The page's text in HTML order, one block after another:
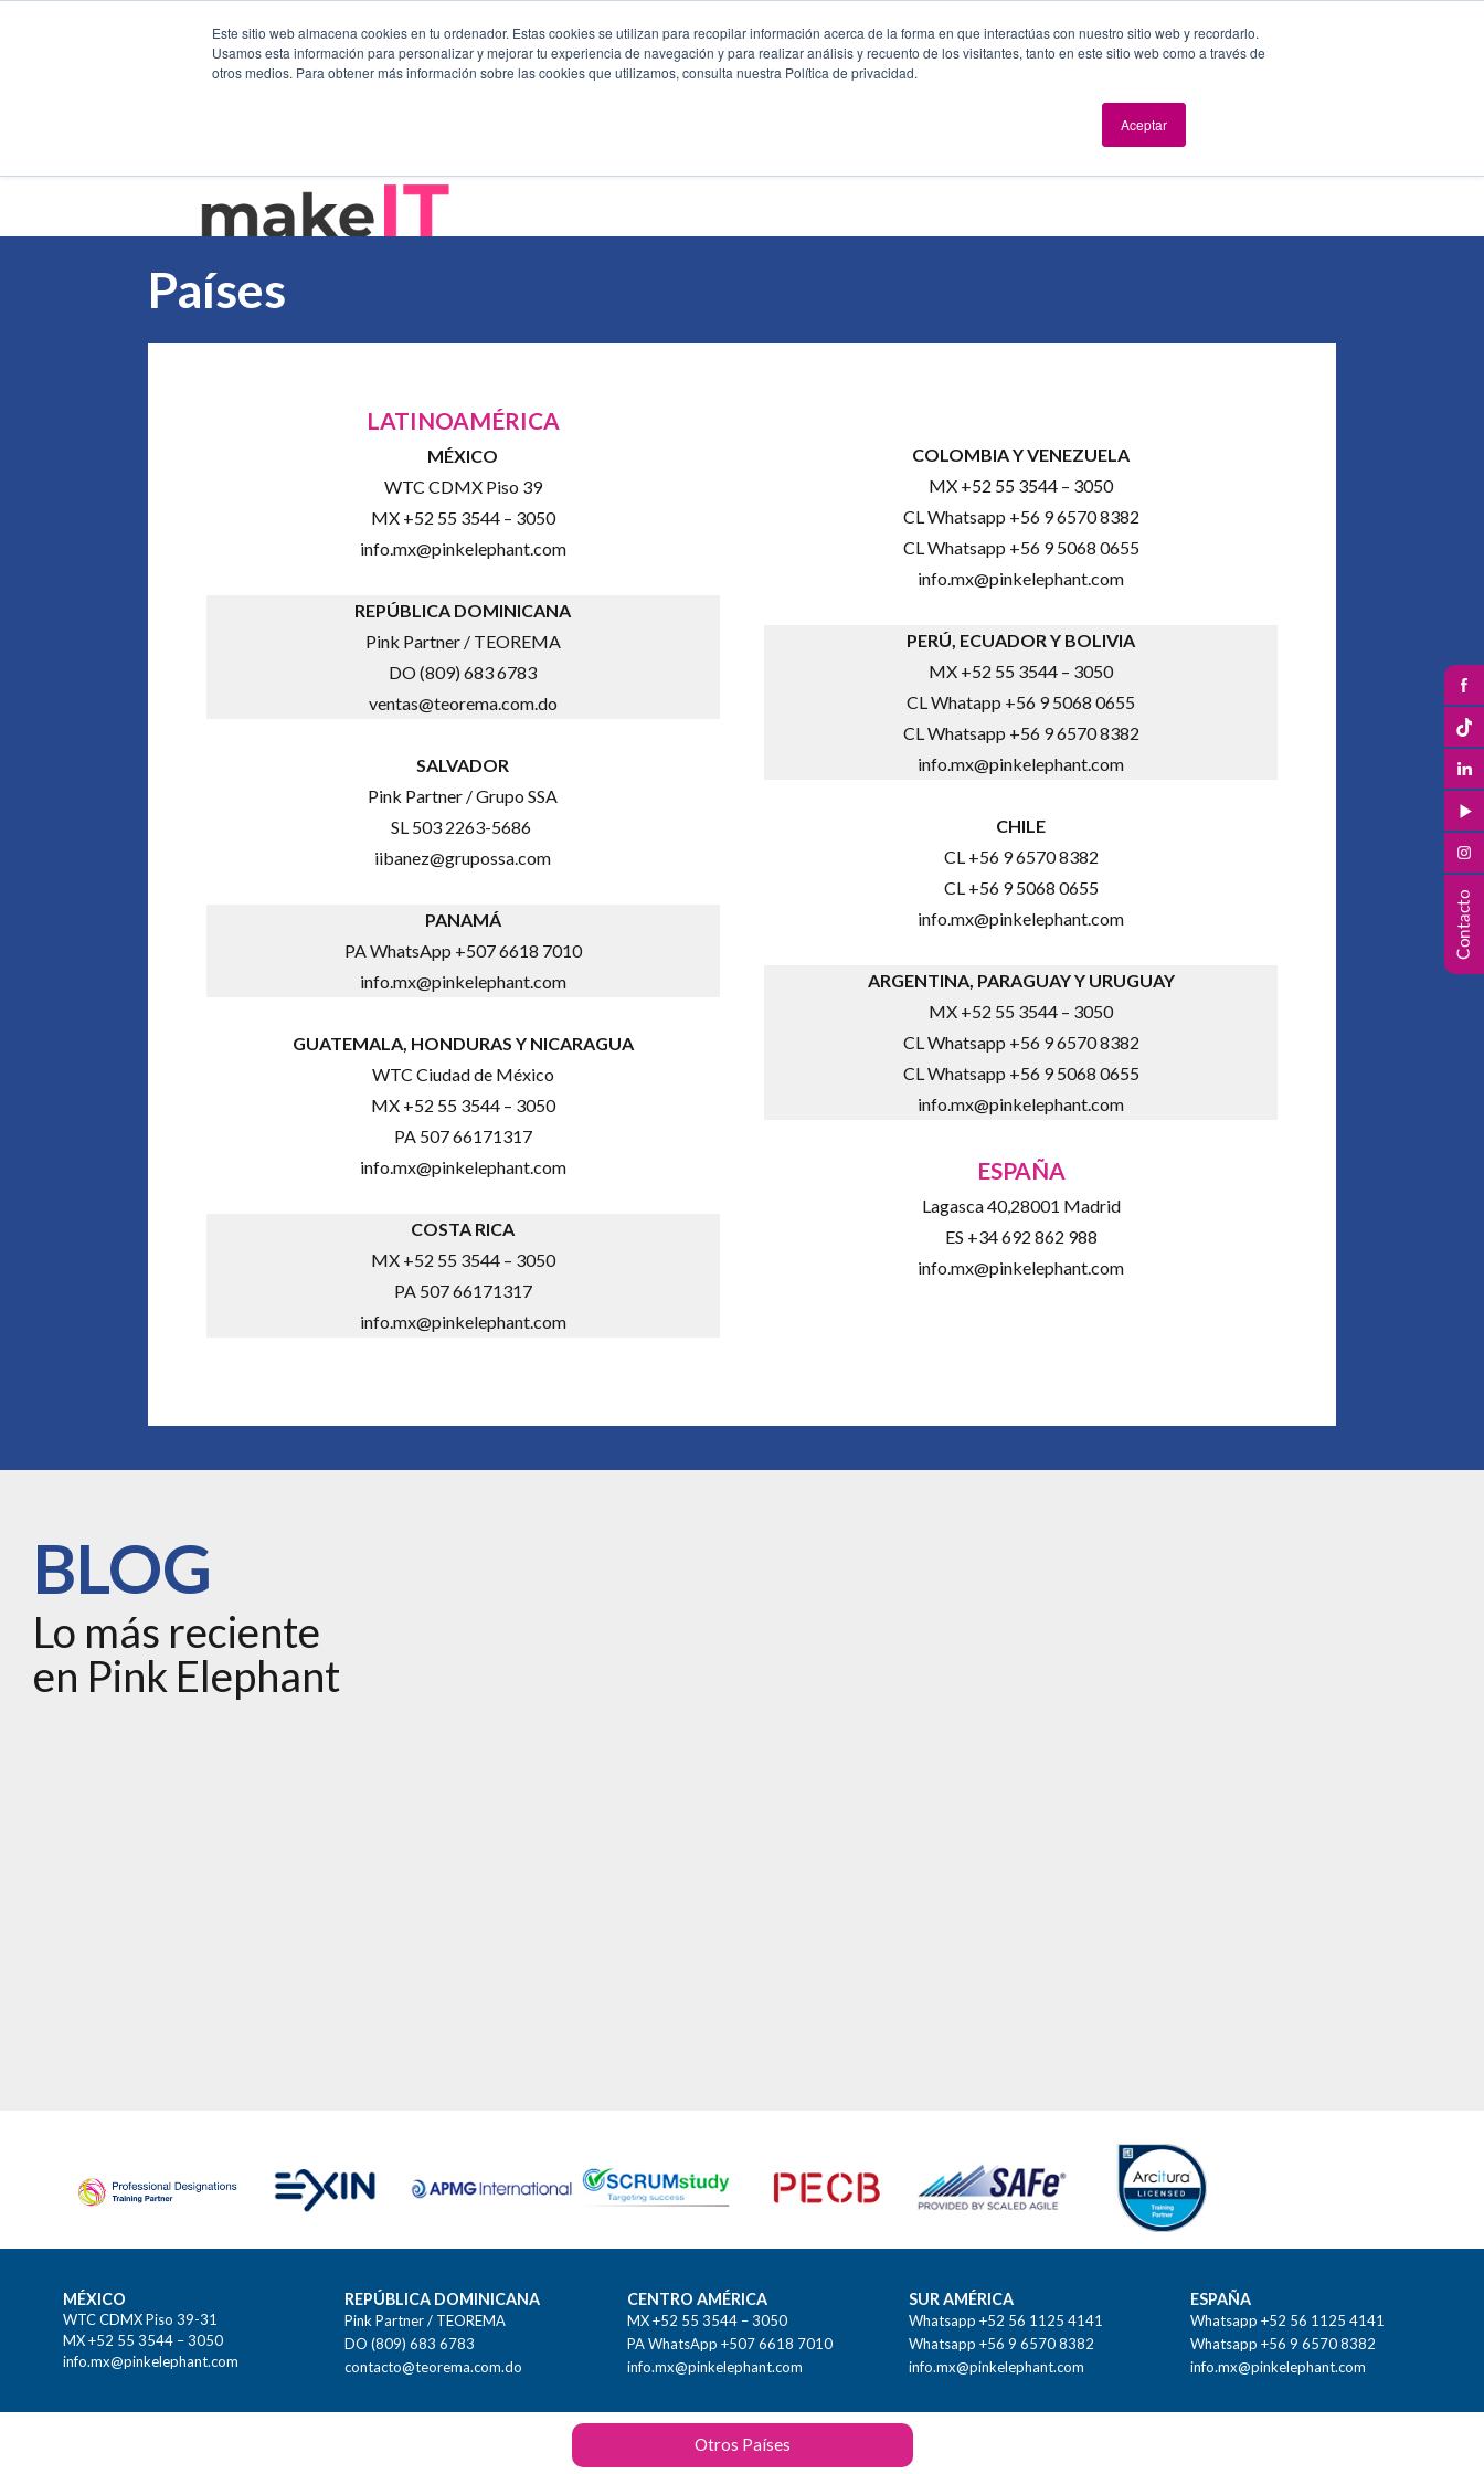
Este sitio web almacena cookies en tu ordenador. Estas cookies se utilizan para recopilar información acerca de la forma en que interactúas con nuestro sitio web y recordarlo.
Usamos esta información para personalizar y mejorar tu experiencia de navegación y para realizar análisis y recuento de los visitantes, tanto en este sitio web como a través de
otros medios. Para obtener más información sobre las cookies que utilizamos, consulta nuestra Política de privacidad.
Aceptar
Capacitación y Certificación Eficiencia Operativa Continuidad y Seguridad Evolución digital
Países
LATINOAMÉRICA
MÉXICO
WTC CDMX Piso 39
MX +52 55 3544 – 3050
info.mx@pinkelephant.com
REPÚBLICA DOMINICANA
Pink Partner / TEOREMA
DO (809) 683 6783
ventas@teorema.com.do
SALVADOR
Pink Partner / Grupo SSA
SL 503 2263-5686
iibanez@grupossa.com
PANAMÁ
PA WhatsApp +507 6618 7010
info.mx@pinkelephant.com
GUATEMALA, HONDURAS Y NICARAGUA
WTC Ciudad de México
MX +52 55 3544 – 3050
PA 507 66171317
info.mx@pinkelephant.com
COSTA RICA
MX +52 55 3544 – 3050
PA 507 66171317
info.mx@pinkelephant.com
COLOMBIA Y VENEZUELA
MX +52 55 3544 – 3050
CL Whatsapp +56 9 6570 8382
CL Whatsapp +56 9 5068 0655
info.mx@pinkelephant.com
PERÚ, ECUADOR Y BOLIVIA
MX +52 55 3544 – 3050
CL Whatapp +56 9 5068 0655
CL Whatsapp +56 9 6570 8382
info.mx@pinkelephant.com
CHILE
CL +56 9 6570 8382
CL +56 9 5068 0655
info.mx@pinkelephant.com
ARGENTINA, PARAGUAY Y URUGUAY
MX +52 55 3544 – 3050
CL Whatsapp +56 9 6570 8382
CL Whatsapp +56 9 5068 0655
info.mx@pinkelephant.com
ESPAÑA
Lagasca 40,28001 Madrid
ES +34 692 862 988
info.mx@pinkelephant.com
BLOG
Lo más reciente
en Pink Elephant
MÉXICO
WTC CDMX Piso 39-31
MX +52 55 3544 – 3050
info.mx@pinkelephant.com
REPÚBLICA DOMINICANA
Pink Partner / TEOREMA
DO (809) 683 6783
contacto@teorema.com.do
CENTRO AMÉRICA
MX +52 55 3544 – 3050
PA WhatsApp +507 6618 7010
info.mx@pinkelephant.com
SUR AMÉRICA
Whatsapp +52 56 1125 4141
Whatsapp +56 9 6570 8382
info.mx@pinkelephant.com
ESPAÑA
Whatsapp +52 56 1125 4141
Whatsapp +56 9 6570 8382
info.mx@pinkelephant.com
Otros Países